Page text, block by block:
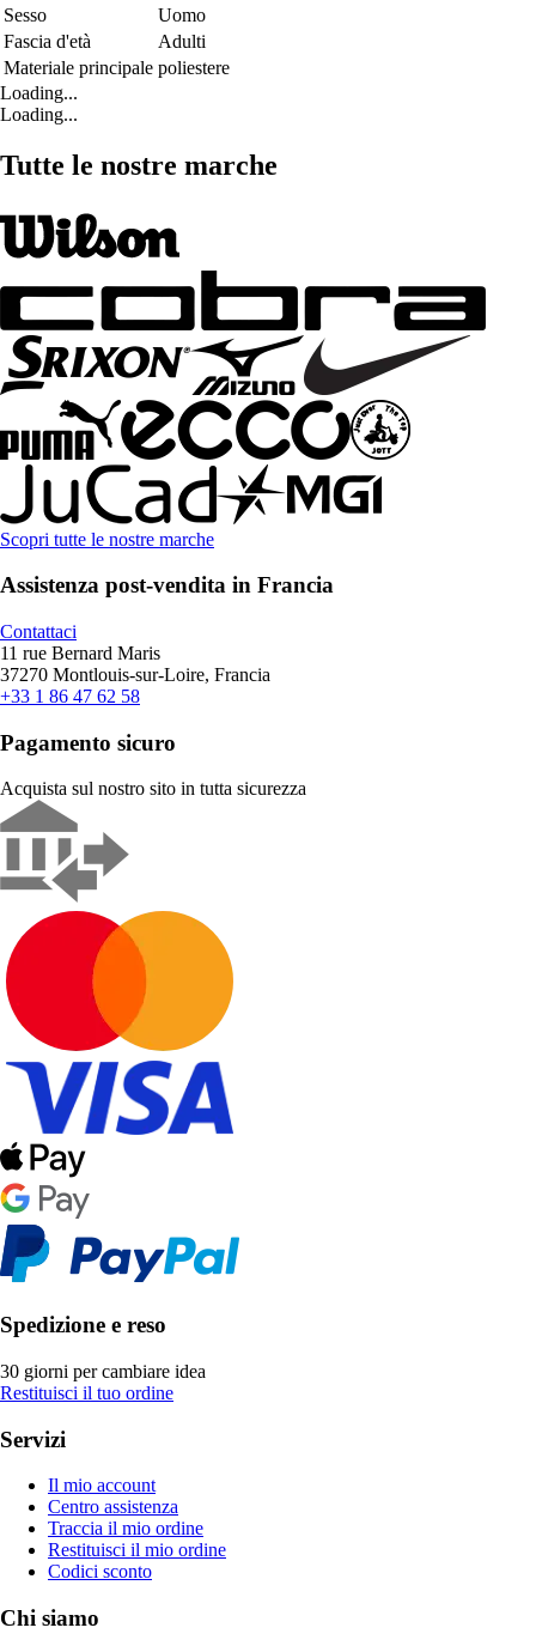
Sesso
Uomo
Fascia d'età
Adulti
Materiale principale poliestere
Loading...
Loading...
Tutte le nostre marche
Scopri tutte le nostre marche
Assistenza post-vendita in Francia
Contattaci
11 rue Bernard Maris
37270 Montlouis-sur-Loire, Francia
+33 1 86 47 62 58
Pagamento sicuro
Acquista sul nostro sito in tutta sicurezza
Spedizione e reso
30 giorni per cambiare idea
Restituisci il tuo ordine
Servizi
Il mio account
Centro assistenza
Traccia il mio ordine
Restituisci il mio ordine
Codici sconto
Chi siamo